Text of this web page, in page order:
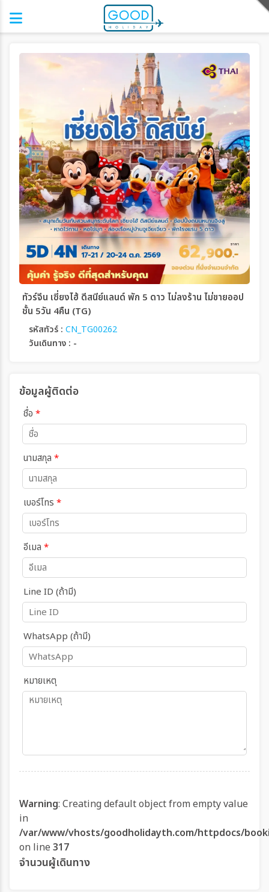
ทัวร์จีน เซี่ยงไฮ้ ดีสนีย์แลนด์ พัก 5 ดาว ไม่ลงร้าน ไม่ขายออป
ชั้น 5วัน 4คืน (TG)
รหัสทัวร์ : CN_TG00262
วันเดินทาง : -
ข้อมูลผู้ติดต่อ
ชื่อ *
นามสกุล *
เบอร์โทร *
อีเมล *
Line ID (ถ้ามี)
WhatsApp (ถ้ามี)
หมายเหตุ
Warning: Creating default object from empty value
in
/var/www/vhosts/goodholidayth.com/httpdocs/
on line 317
จำนวนผู้เดินทาง